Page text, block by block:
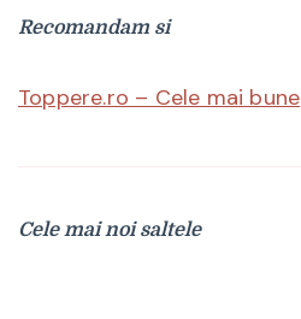
Recomandam si
Toppere.ro – Cele mai bune
Cele mai noi saltele